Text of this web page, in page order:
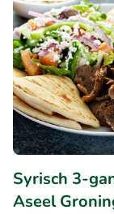
Syrisch 3-
Aseel